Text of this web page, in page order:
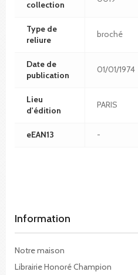
collection
Type de
reliure
broché
Date de
publication
01/01/1974
Lieu
d'édition
PARIS
eEAN13 -
Information
Notre maison
Librairie Honoré Champion